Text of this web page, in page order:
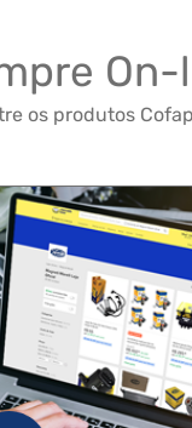
On-
os produtos